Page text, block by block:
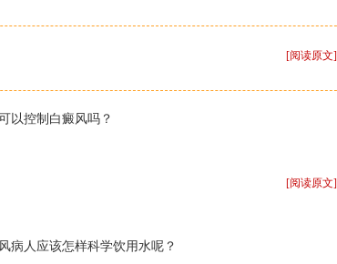
[阅读原文]
以控制白癜风吗？
[阅读原文]
病人应该怎样科学饮用水呢？